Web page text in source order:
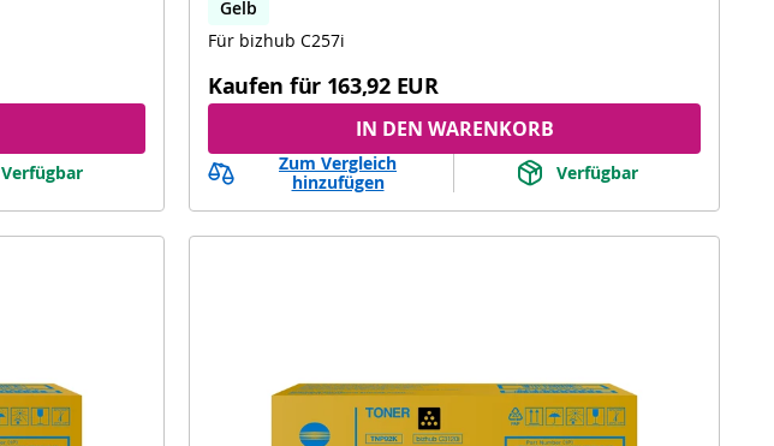
Verfügbar
Gelb
Für bizhub C257i
Kaufen für 163,92 EUR
IN DEN WARENKORB
Zum Vergleich
hinzufügen
Verfügbar